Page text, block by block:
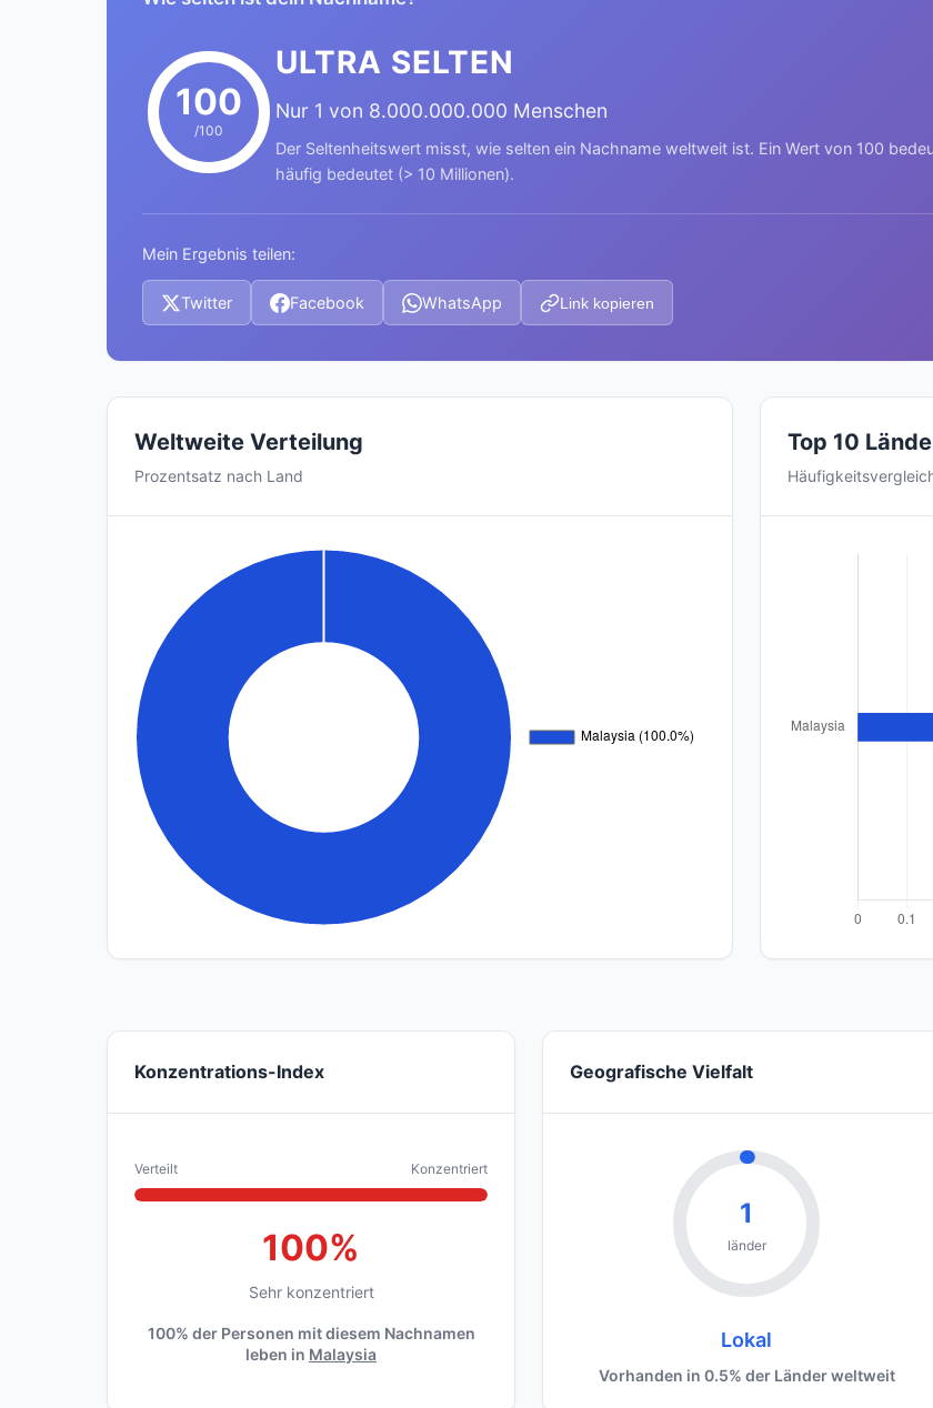
100
/100
ULTRA SELTEN
Nur 1 von 8.000.000.000 Menschen
Der Seltenheitswert misst, wie selten ein Nachname weltweit ist. Ein Wert von 100
häufig bedeutet (> 10 Millionen).
Mein Ergebnis teilen:
Twitter Facebook WhatsApp Link kopieren
Weltweite Verteilung
Prozentsatz nach Land
Top 10
Konzentrations-Index
Verteilt Konzentriert
100%
Sehr konzentriert
100% der Personen mit diesem Nachnamen
leben in Malaysia
Geografische Vielfalt
1
länder
Lokal
Vorhanden in 0.5% der Länder weltweit